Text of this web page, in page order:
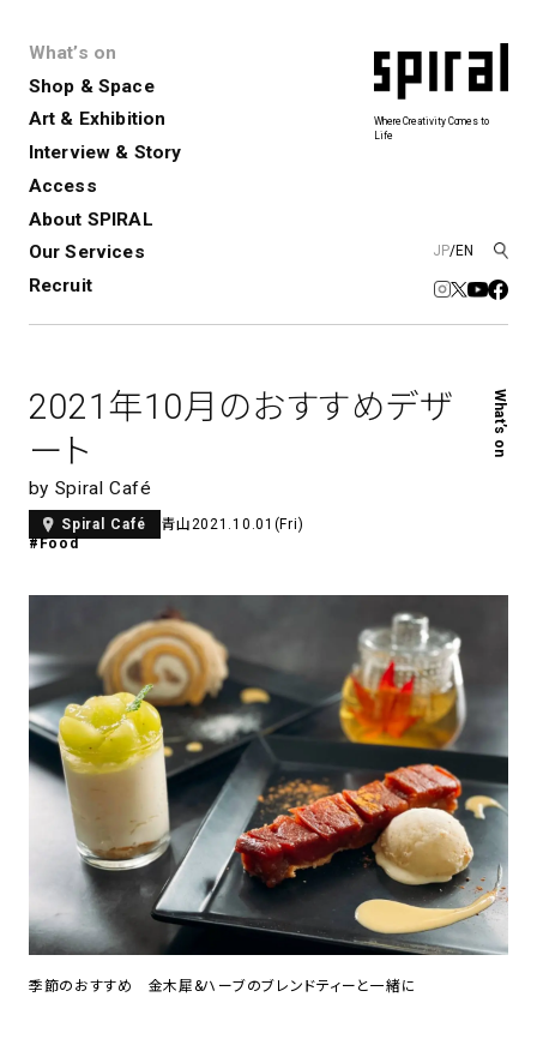
What’s on
Shop & Space
Art & Exhibition
Interview & Story
Access
About SPIRAL
Our Services
Recruit
JP/EN
Where Creativity Comes to
Life
Spiral
Spiral Market
青山
⼆⼦⽟川 Dogwood Plaza
横浜赤レンガ倉庫
ルクア⼤阪
Spiral Hall
Nail Salon4
Spiral Nail Salon 青山
Spiral Nail Salon NEWoMan
⾼輪
naila 横浜ランドマーク
naila 大宮そごう
Café
Spiral Café 青山
Spiral Garden 福岡ワンビル
CAFE AALTO 新丸ビル
Exhibition
展覧会やイベント
演劇やダンス、ライブ公演、イベント
Art Projects
アートプロジェクト・イベント
Spiral Schole
スパイラルが推進するエデュケーシ
ョンプログラム
Spiral Print Collection
スパイラルが提案するオリジナルプ
リント作品
SPIRALのご紹介
Spiral Annual Report
採用情報 お問い合わせ
レンタルスペース
コンサルティング 商品開発
新卒採用
アルバイト・その他
2021年10月のおすすめデザ
ート
by Spiral Café
Spiral Café 青山 2021.10.01(Fri)
#Food
What’s on
季節のおすすめ 金木犀&ハーブのブレンドティーと一緒に